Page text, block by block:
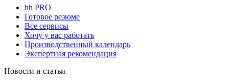
hh PRO
Готовое резюме
Все сервисы
Хочу у вас работать
Производственный календарь
Экспертная рекомендация
Новости и статьи